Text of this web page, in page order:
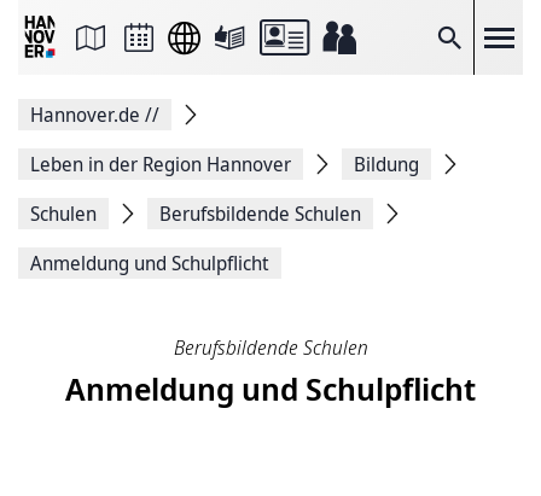
Suche
Seite
Facebook
teilen
Seitenlink
Seite
Hannover.de //
Leben in der Region Hannover
Bildung
Schulen
Berufsbildende Schulen
Anmeldung und Schulpflicht
Berufsbildende Schulen
Anmeldung und Schulpflicht